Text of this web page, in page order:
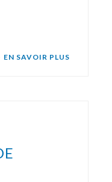
EN SAVOIR PLUS